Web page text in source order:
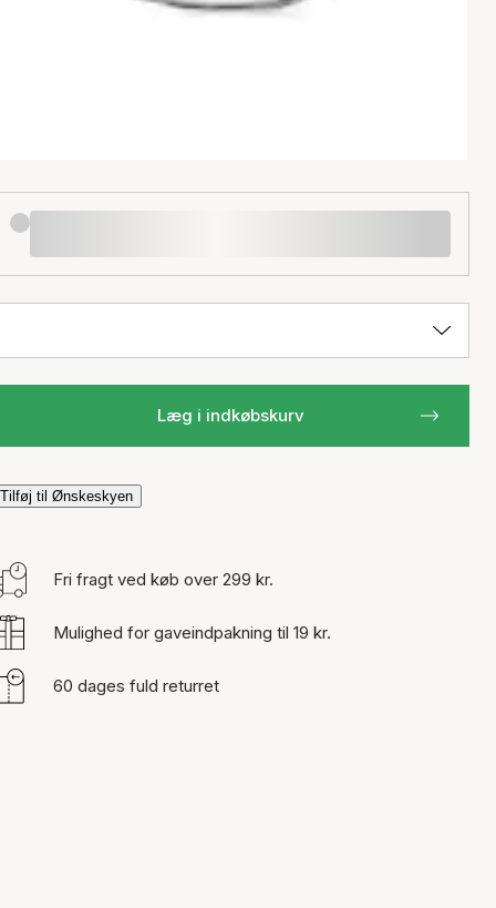
Læg i indkøbskurv
Tilføj til Ønskeskyen
Fri fragt ved køb over 299 kr.
Mulighed for gaveindpakning til 19 kr.
60 dages fuld returret